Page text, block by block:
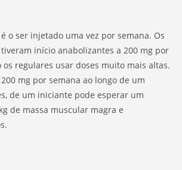
o ser injetado uma vez por semana. Os
início anabolizantes a 200 mg por
regulares usar doses muito mais altas.
mg por semana ao longo de um
de um iniciante pode esperar um
de massa muscular magra e